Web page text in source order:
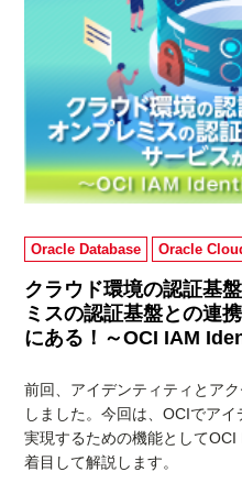
Oracle Database Oracle
クラウド環境の認証基
ミスの認証基盤との連
にある！～OCI IAM
前回、アイデンティティとア
しました。今回は、OCIでア
実現するための機能として
着目して解説します。